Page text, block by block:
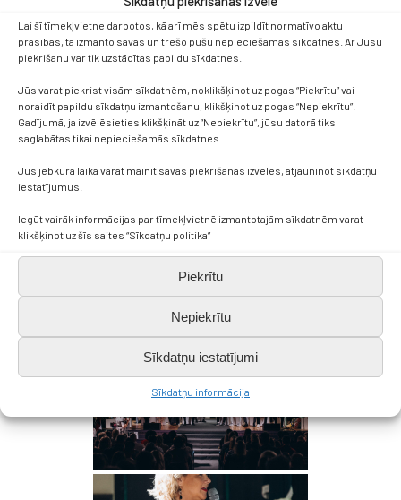
Lai šī tīmekļvietne darbotos, kā arī mēs spētu izpildīt normatīvo aktu
prasības, tā izmanto savas un trešo pušu nepieciešamās sīkdatnes. Ar Jūsu
piekrišanu var tik uzstādītas papildu sīkdatnes.
Jūs varat piekrist visām sīkdatnēm, noklikšķinot uz pogas “Piekrītu” vai
noraidīt papildu sīkdatņu izmantošanu, klikšķinot uz pogas “Nepiekrītu”.
Gadījumā, ja izvēlēsieties klikšķināt uz “Nepiekrītu”, jūsu datorā tiks
saglabātas tikai nepieciešamās sīkdatnes.
Jūs jebkurā laikā varat mainīt savas piekrišanas izvēles, atjauninot sīkdatņu
iestatījumus.
Iegūt vairāk informācijas par tīmekļvietnē izmantotajām sīkdatnēm varat
klikšķinot uz šīs saites “Sīkdatņu politika”
Piekrītu
Nepiekrītu
Sīkdatņu iestatījumi
Sīkdatņu informācija